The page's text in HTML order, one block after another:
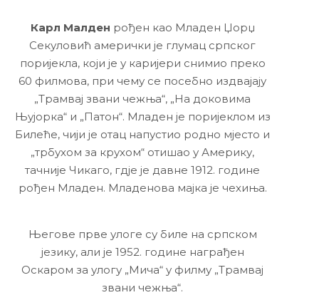
Карл Малден рођен као Младен Џорџ
Секуловић амерички је глумац српског
поријекла, који је у каријери снимио преко
60 филмова, при чему се посебно издвајају
„Трамвај звани чежња“, „На доковима
Њујорка“ и „Патон“. Младен је поријеклом из
Билеће, чији је отац напустио родно мјесто и
„трбухом за крухом“ отишао у Америку,
тачније Чикаго, гдје је давне 1912. године
рођен Младен. Младенова мајка је чехиња.
Његове прве улоге су биле на српском
језику, али је 1952. године награђен
Оскаром за улогу „Мича“ у филму „Трамвај
звани чежња“.